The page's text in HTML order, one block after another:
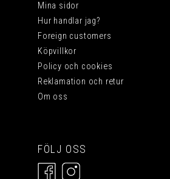
Mina sidor
Hur handlar jag?
Foreign customers
Köpvillkor
Policy och cookies
Reklamation och retur
Om oss
FÖLJ OSS